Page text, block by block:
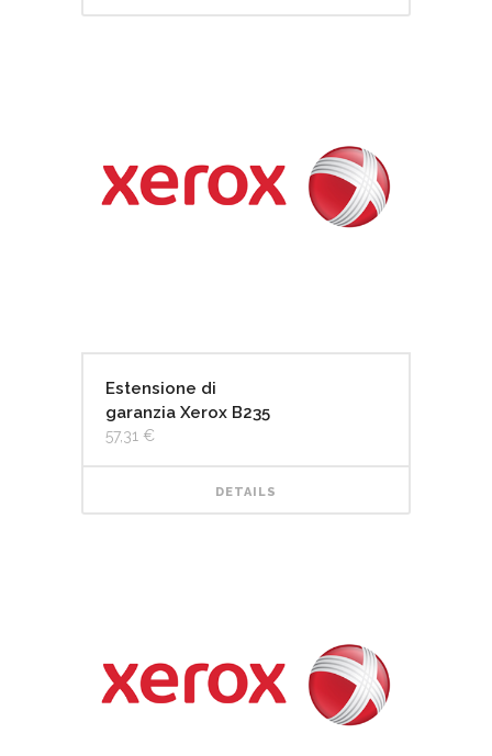
Estensione di
garanzia Xerox B235
57,31 €
DETAILS